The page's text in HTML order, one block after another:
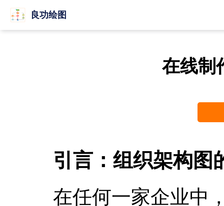
良功绘图
在线制
引言：组织架构图
在任何一家企业中